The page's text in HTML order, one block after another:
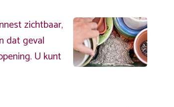
zichtbaar,
dat geval
U kunt